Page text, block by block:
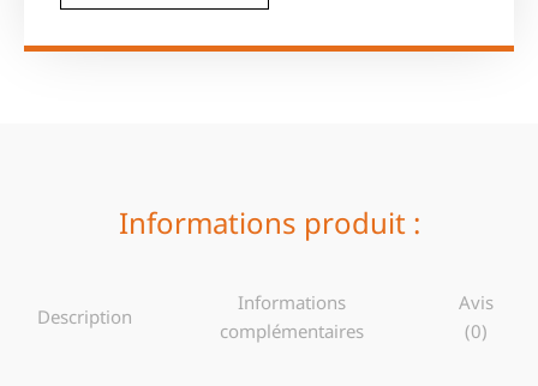
Informations produit :
Description
Informations
complémentaires
Avis
(0)